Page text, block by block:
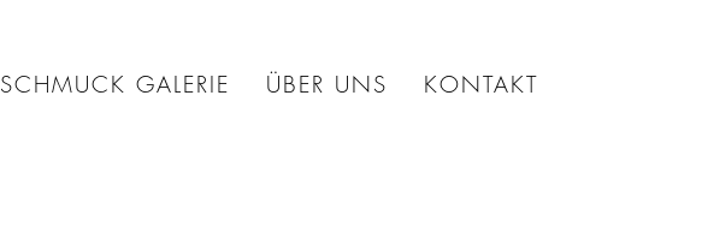
SCHMUCK GALERIE ÜBER UNS KONTAKT